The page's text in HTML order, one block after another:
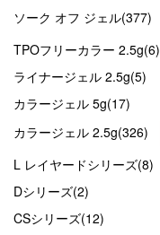
ソーク オフ ジェル(377)
TPOフリーカラー 2.5g(6)
ライナージェル 2.5g(5)
カラージェル 5g(17)
カラージェル 2.5g(326)
L レイヤードシリーズ(8)
Dシリーズ(2)
CSシリーズ(12)